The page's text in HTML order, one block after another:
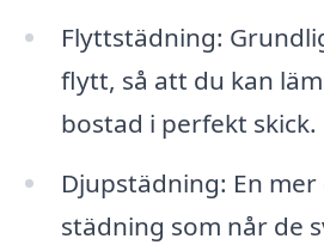
Flyttstädning:
flytt, så att du kan
bostad i perfekt skick.
Djupstädning: En
städning som når de